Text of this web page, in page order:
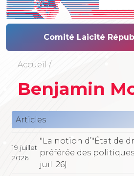
Comité
Comité Laicité
Accueil /
Benjamin
Articles
19 juillet
2026
"La notion d’"État de
préférée des
juil. 26)